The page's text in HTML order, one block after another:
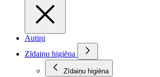
Autiņi
Zīdaiņu higiēna
Zīdaiņu higiēna